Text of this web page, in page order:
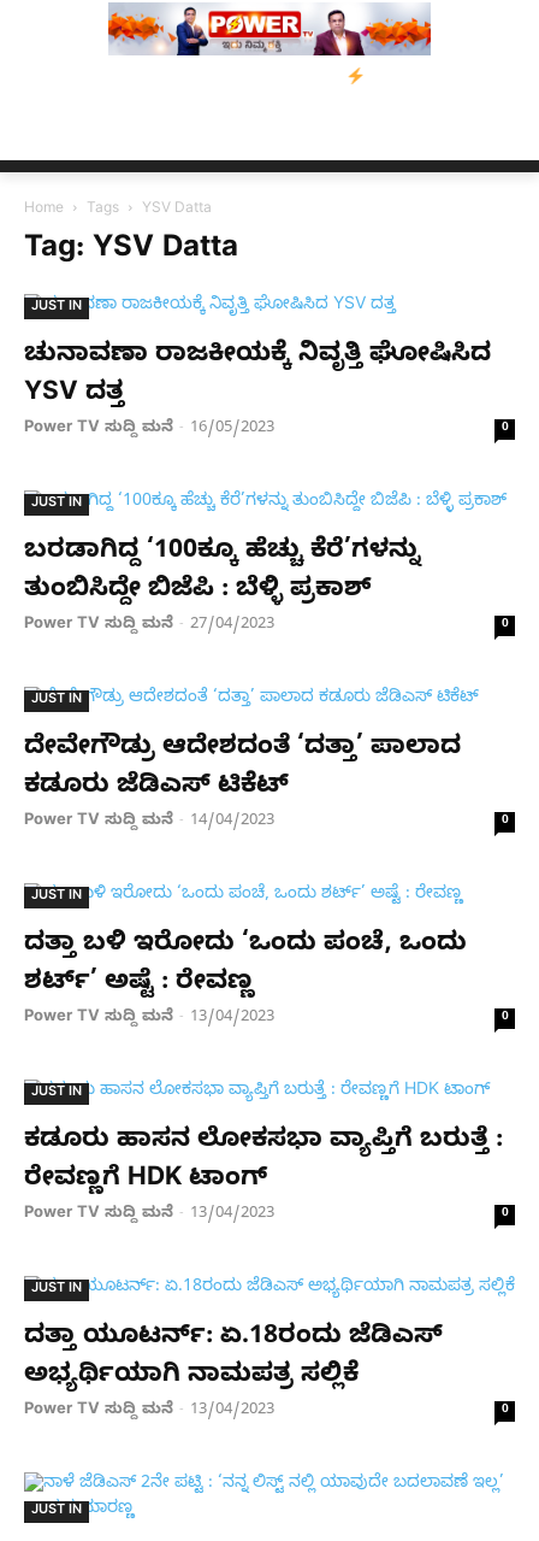
ನ್ಯೂಸ್ ಕಾರ್ಪ್‌ಗೆ ಎಐಯಿಂದ
Home Tags YSV Datta
Tag: YSV Datta
JUST IN
ಚುನಾವಣಾ ರಾಜಕೀಯಕ್ಕೆ ನಿವೃತ್ತಿ ಘೋಷಿಸಿದ
YSV ದತ್ತ
Power TV ಸುದ್ದಿ ಮನೆ - 16/05/2023 0
JUST IN
ಬರಡಾಗಿದ್ದ ‘100ಕ್ಕೂ ಹೆಚ್ಚು ಕೆರೆ’ಗಳನ್ನು
ತುಂಬಿಸಿದ್ದೇ ಬಿಜೆಪಿ : ಬೆಳ್ಳಿ ಪ್ರಕಾಶ್
Power TV ಸುದ್ದಿ ಮನೆ - 27/04/2023 0
JUST IN
ದೇವೇಗೌಡ್ರು ಆದೇಶದಂತೆ ‘ದತ್ತಾ’ ಪಾಲಾದ
ಕಡೂರು ಜೆಡಿಎಸ್ ಟಿಕೆಟ್
Power TV ಸುದ್ದಿ ಮನೆ - 14/04/2023 0
JUST IN
ದತ್ತಾ ಬಳಿ ಇರೋದು ‘ಒಂದು ಪಂಚೆ, ಒಂದು
ಶರ್ಟ್’ ಅಷ್ಟೆ : ರೇವಣ್ಣ
Power TV ಸುದ್ದಿ ಮನೆ - 13/04/2023 0
JUST IN
ಕಡೂರು ಹಾಸನ ಲೋಕಸಭಾ ವ್ಯಾಪ್ತಿಗೆ ಬರುತ್ತೆ :
ರೇವಣ್ಣಗೆ HDK ಟಾಂಗ್
Power TV ಸುದ್ದಿ ಮನೆ - 13/04/2023 0
JUST IN
ದತ್ತಾ ಯೂಟರ್ನ್: ಏ.18ರಂದು ಜೆಡಿಎಸ್
ಅಭ್ಯರ್ಥಿಯಾಗಿ ನಾಮಪತ್ರ ಸಲ್ಲಿಕೆ
Power TV ಸುದ್ದಿ ಮನೆ - 13/04/2023 0
JUST IN